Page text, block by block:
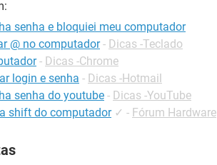
senha e bloquiei meu computador
@ no computador - Dicas -Teclado
- Dicas -Chrome
login e senha - Dicas -Hotmail
senha do youtube - Dicas -YouTube
shift do computador ✓ - Fórum Hardware